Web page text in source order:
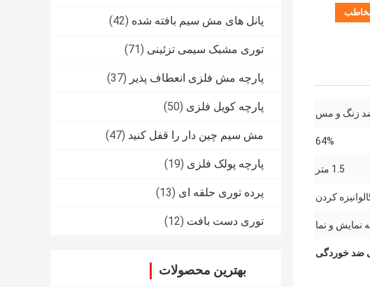
پانل های مش سیم بافته شده (42)
توری مشبک سیمی تزئینی (71)
پارچه مش فلزی انعطاف پذیر (37)
پارچه کویل فلزی (50)
مش سیم چین دار را قفل کنید (47)
پارچه پولک فلزی (19)
پرده توری حلقه ای (13)
توری دست بافت (12)
بهترین محصولات
ضد زنگ و مس
64%
1.5 متر
کردن
نمایش و نما
خوردگی